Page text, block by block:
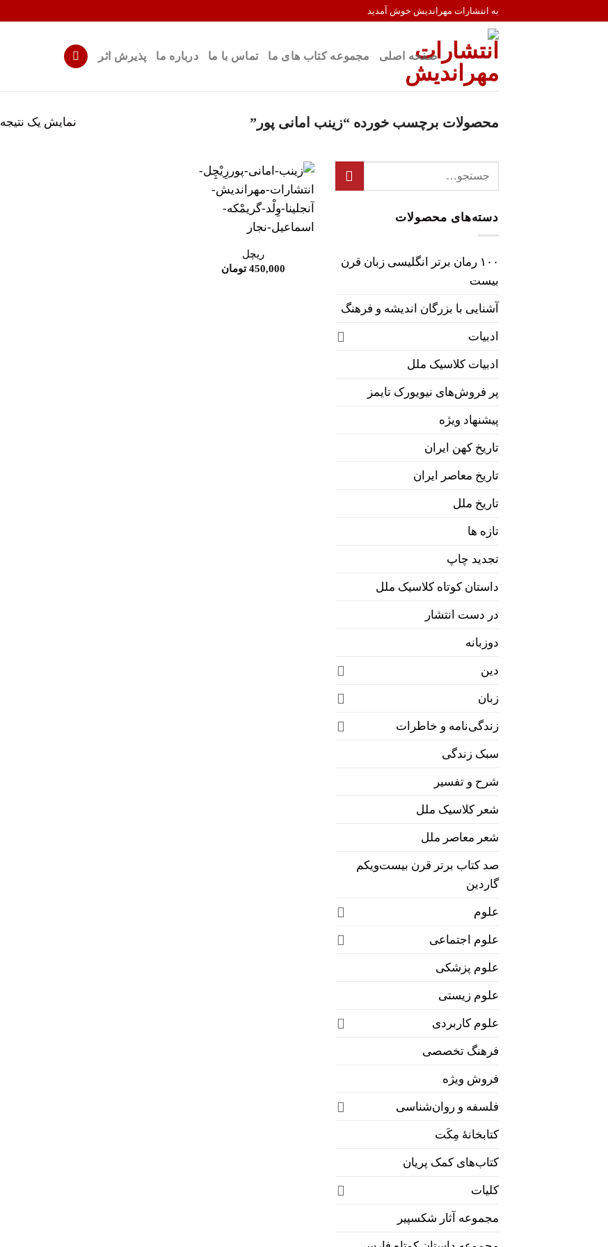
به انتشارات مهراندیش خوش آمدید
صفحه اصلی مجموعه کتاب های ما تماس با ما درباره ما پذیرش اثر
محصولات برچسب خورده “زینب امانی پور” نمایش یک نتیجه
دسته‌های محصولات
۱۰۰ رمان برتر انگلیسی زبان قرن
بیست
آشنایی با بزرگان اندیشه و فرهنگ
ادبیات
ادبیات کلاسیک ملل
پر فروش‌های نیویورک تایمز
پیشنهاد ویژه
تاریخ کهن ایران
تاریخ معاصر ایران
تاریخ ملل
تازه ها
تجدید چاپ
داستان کوتاه کلاسیک ملل
در دست انتشار
دوزبانه
دین
زبان
زندگی‌نامه و خاطرات
سبک زندگی
شرح و تفسیر
شعر کلاسیک ملل
شعر معاصر ملل
صد کتاب برتر قرن بیست‌و‌یکم
گاردین
علوم
علوم اجتماعی
علوم پزشکی
علوم زیستی
علوم کاربردی
فرهنگ تخصصی
فروش ویژه
فلسفه و روان‌شناسی
کتابخانۀ مِکَت
کتاب‌های کمک پریان
کلیات
مجموعه آثار شکسپیر
ریچل
450,000 تومان